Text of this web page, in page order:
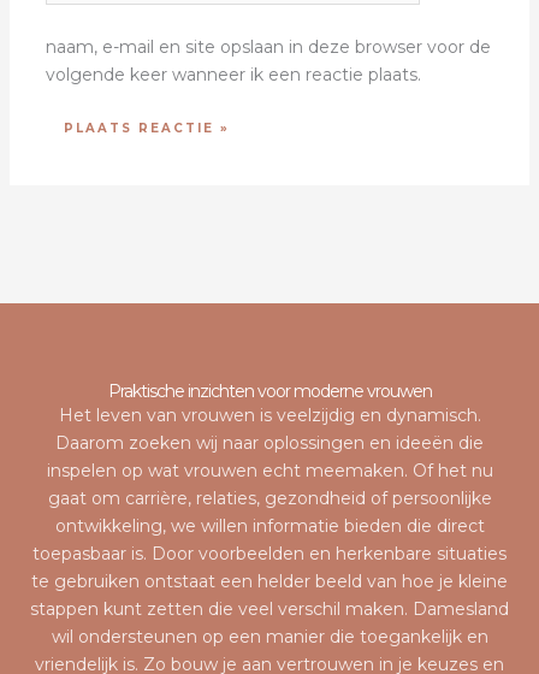
naam, e-mail en site opslaan in deze browser voor de
volgende keer wanneer ik een reactie plaats.
Praktische inzichten voor moderne vrouwen
Het leven van vrouwen is veelzijdig en dynamisch.
Daarom zoeken wij naar oplossingen en ideeën die
inspelen op wat vrouwen echt meemaken. Of het nu
gaat om carrière, relaties, gezondheid of persoonlijke
ontwikkeling, we willen informatie bieden die direct
toepasbaar is. Door voorbeelden en herkenbare situaties
te gebruiken ontstaat een helder beeld van hoe je kleine
stappen kunt zetten die veel verschil maken. Damesland
wil ondersteunen op een manier die toegankelijk en
vriendelijk is. Zo bouw je aan vertrouwen in je keuzes en